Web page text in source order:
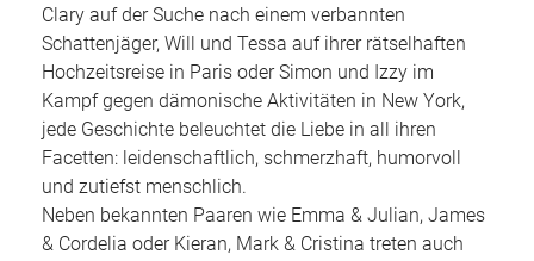
Clary auf der Suche nach einem verbannten
Schattenjäger, Will und Tessa auf ihrer rätselhaften
Hochzeitsreise in Paris oder Simon und Izzy im
Kampf gegen dämonische Aktivitäten in New York,
jede Geschichte beleuchtet die Liebe in all ihren
Facetten: leidenschaftlich, schmerzhaft, humorvoll
und zutiefst menschlich.
Neben bekannten Paaren wie Emma & Julian, James
& Cordelia oder Kieran, Mark & Cristina treten auch